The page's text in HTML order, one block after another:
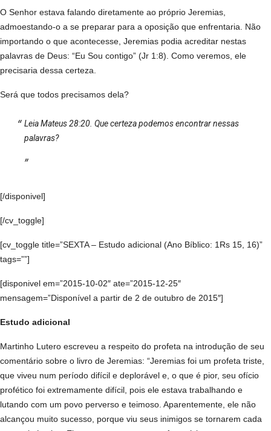
O Senhor estava falando diretamente ao próprio Jeremias,
admoestando-o a se preparar para a oposição que enfrentaria. Não
importando o que acontecesse, Jeremias podia acreditar nestas
palavras de Deus: “Eu Sou contigo” (Jr 1:8). Como veremos, ele
precisaria dessa certeza.
Será que todos precisamos dela?
Leia Mateus 28:20. Que certeza podemos encontrar nessas
palavras?
[/disponivel]
[/cv_toggle]
[cv_toggle title=”SEXTA – Estudo adicional (Ano Bíblico: 1Rs 15, 16)”
tags=””]
[disponivel em=”2015-10-02″ ate=”2015-12-25″
mensagem=”Disponível a partir de 2 de outubro de 2015″]
Estudo adicional
Martinho Lutero escreveu a respeito do profeta na introdução de seu
comentário sobre o livro de Jeremias: “Jeremias foi um profeta triste,
que viveu num período difícil e deplorável e, o que é pior, seu ofício
profético foi extremamente difícil, pois ele estava trabalhando e
lutando com um povo perverso e teimoso. Aparentemente, ele não
alcançou muito sucesso, porque viu seus inimigos se tornarem cada